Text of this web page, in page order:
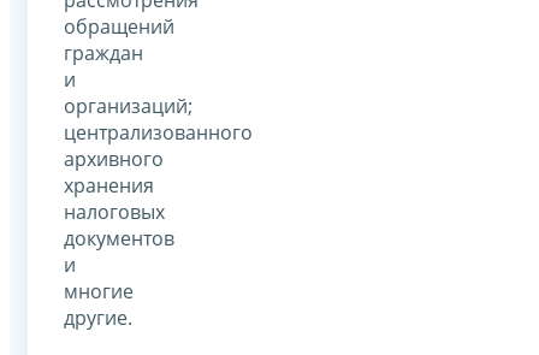
обращений
граждан
и
организаций;
централизованного
архивного
хранения
налоговых
документов
и
многие
другие.